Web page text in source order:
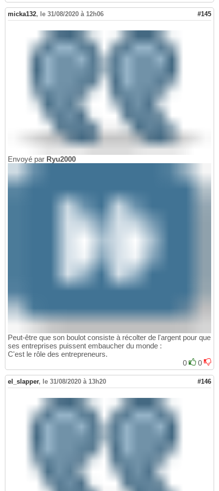
micka132, le 31/08/2020 à 12h06 #145
Envoyé par Ryu2000
Peut-être que son boulot consiste à récolter de l'argent pour que
ses entreprises puissent embaucher du monde :
C'est le rôle des entrepreneurs.
0
0
el_slapper, le 31/08/2020 à 13h20 #146